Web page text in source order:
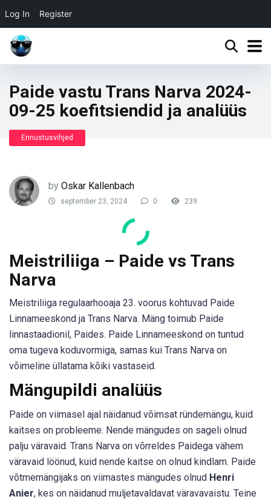
Log In Register
Paide vastu Trans Narva 2024-
09-25 koefitsiendid ja analüüs
Ennustusvihjed
by Oskar Kallenbach
september 23, 2024 0 239
Meistriliiga – Paide vs Trans
Narva
Meistriliiga regulaarhooaja 23. voorus kohtuvad Paide
Linnameeskond ja Trans Narva. Mäng toimub Paide
linnastaadionil, Paides. Paide Linnameeskond on tuntud
oma tugeva koduvormiga, samas kui Trans Narva on
võimeline üllatama kõiki vastaseid.
Mängupildi analüüs
Paide on viimasel ajal näidanud võimsat ründemängu, kuid
kaitses on probleeme. Nende mängudes on sageli olnud
palju väravaid. Trans Narva on võrreldes Paidega vähem
väravaid löönud, kuid nende kaitse on olnud kindlam. Paide
võtmemängijaks on viimastes mängudes olnud Henri
Anier, kes on näidanud muljetavaldavat väravavaistu. Teine